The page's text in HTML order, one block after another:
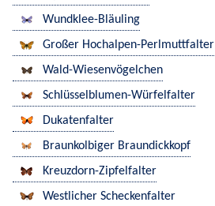
Wundklee-Bläuling
Großer Hochalpen-Perlmuttfalter
Wald-Wiesenvögelchen
Schlüsselblumen-Würfelfalter
Dukatenfalter
Braunkolbiger Braundickkopf
Kreuzdorn-Zipfelfalter
Westlicher Scheckenfalter